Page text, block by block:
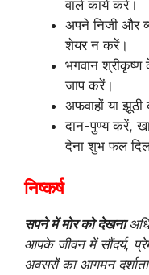
वाले कार्य करें।
अपने निजी और
शेयर न करें।
भगवान श्रीकृष्ण
जाप करें।
अफवाहों या
दान-पुण्य करें,
देना शुभ फल
निष्कर्ष
सपने में मोर को देखना
आपके जीवन में सौंदर्य,
अवसरों का आगमन